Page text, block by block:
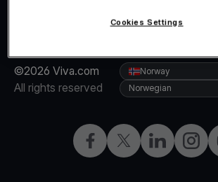
©2026 Viva.com
All rights reserved
Facebook
X LinkedIn
Norway
Norwegian
Cookies Settings